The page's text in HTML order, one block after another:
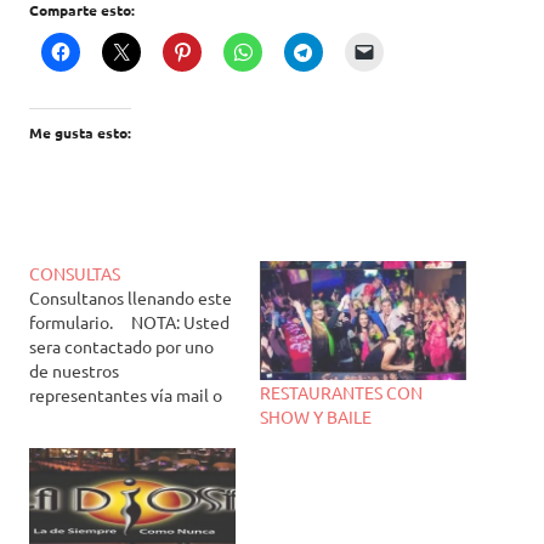
Comparte esto:
Me gusta esto:
CONSULTAS
Consultanos llenando este
formulario. NOTA: Usted
sera contactado por uno
de nuestros
representantes vía mail o
de las 18 hs del día que se
solicito el presupuesto.
Mail de contacto:
reservascena@hotmail.co
RESTAURANTES CON
SHOW Y BAILE